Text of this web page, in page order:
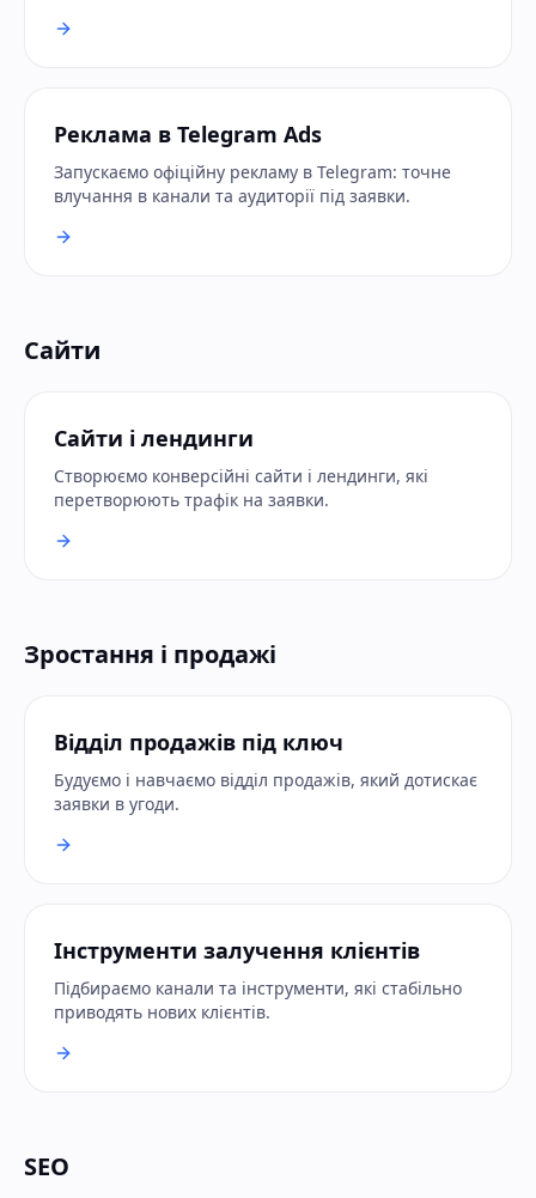
Реклама в Telegram Ads
Запускаємо офіційну рекламу в Telegram: точне
влучання в канали та аудиторії під заявки.
Сайти
Сайти і лендинги
Створюємо конверсійні сайти і лендинги, які
перетворюють трафік на заявки.
Зростання і продажі
Відділ продажів під ключ
Будуємо і навчаємо відділ продажів, який дотискає
заявки в угоди.
Інструменти залучення клієнтів
Підбираємо канали та інструменти, які стабільно
приводять нових клієнтів.
SEO